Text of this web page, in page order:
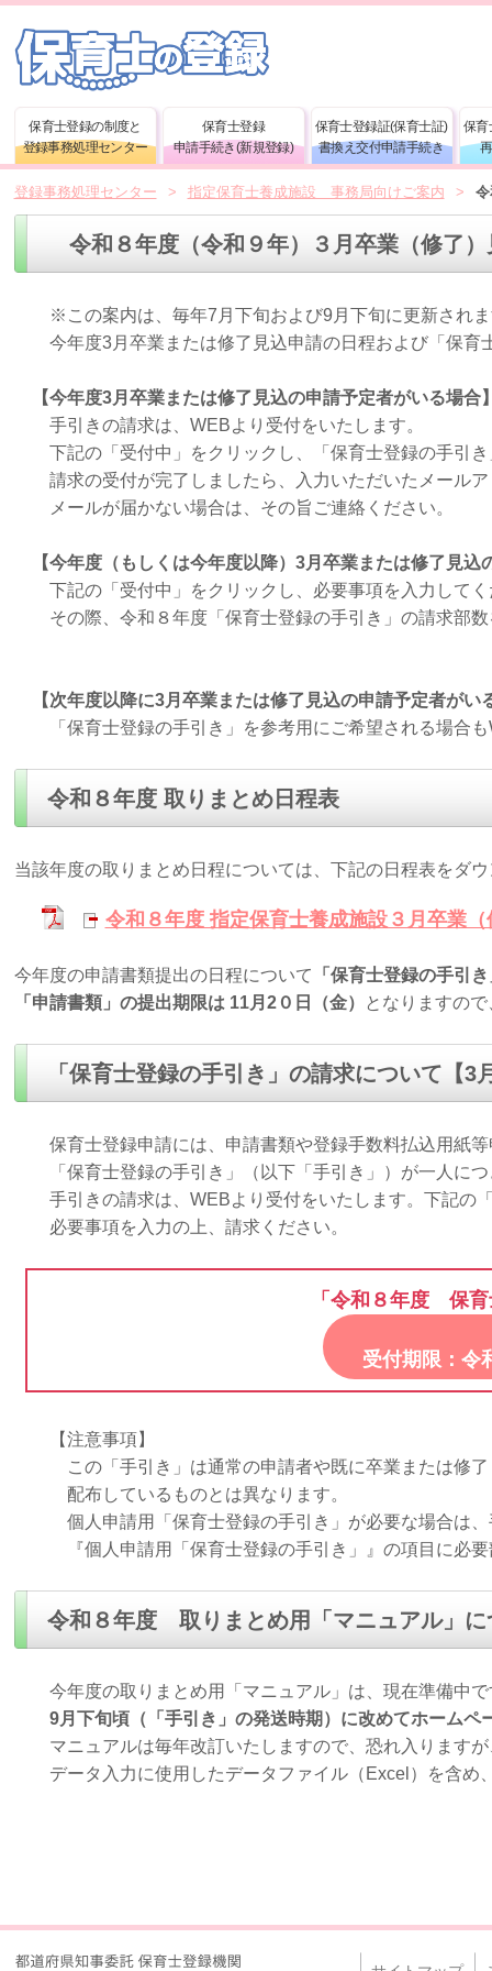
保育士登録の制度と
登録事務処理センター
保育士登録
申請手続き(新規登録)
保育士登録証(保育士証)
書換え交付申請手続き
保育
登録事務処理センター > 指定保育士養成施設 事務局向けご案内 >
令和８年度（令和９年）３月卒業（修了）
※この案内は、毎年7月下旬および9月下旬に更新されま
今年度3月卒業または修了見込申請の日程および「保育
【今年度3月卒業または修了見込の申請予定者がいる場合
手引きの請求は、WEBより受付をいたします。
下記の「受付中」をクリックし、「保育士登録の手引き
請求の受付が完了しましたら、入力いただいたメールア
メールが届かない場合は、その旨ご連絡ください。
【今年度（もしくは今年度以降）3月卒業または修了見込
下記の「受付中」をクリックし、必要事項を入力してく
その際、令和８年度「保育士登録の手引き」の請求部数
【次年度以降に3月卒業または修了見込の申請予定者がい
「保育士登録の手引き」を参考用にご希望される場合も
令和８年度 取りまとめ日程表
当該年度の取りまとめ日程については、下記の日程表をダ
令和８年度 指定保育士養成施設３月卒業
今年度の申請書類提出の日程について 「保育士登録の手引
「申請書類」の提出期限は 11月2０日（金）
となりますの
「保育士登録の手引き」の請求について【
保育士登録申請には、申請書類や登録手数料払込用紙等
「保育士登録の手引き」（以下「手引き」）が一人につ
手引きの請求は、WEBより受付をいたします。下記の
必要事項を入力の上、請求ください。
「令和８年度 保
受付期限：令
【注意事項】
この「手引き」は通常の申請者や既に卒業または修了
配布しているものとは異なります。
個人申請用「保育士登録の手引き」が必要な場合は、
『個人申請用「保育士登録の手引き」』の項目に必要
令和８年度 取りまとめ用「マニュアル」に
今年度の取りまとめ用「マニュアル」は、現在準備中で
9月下旬頃（「手引き」の発送時期）に改めてホームペ
マニュアルは毎年改訂いたしますので、恐れ入りますが
データ入力に使用したデータファイル（Excel）を含め